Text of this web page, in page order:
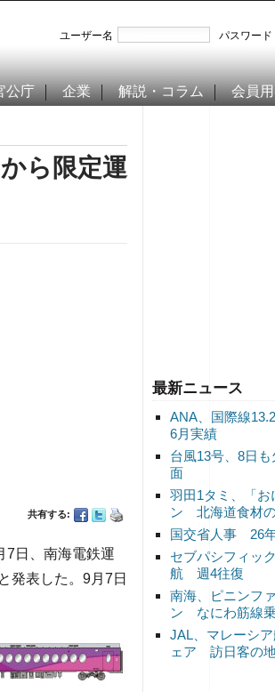
ユーザー名
パスワード
公庁 企業 解説・コラム 会員
最新ニュース
ANA、国際線
6月実績
台風13号、8日
面
羽田1タミ、「お
ン 北海道食材
国交省人事 26年
セブパシフィッ
航 週4往復
南海、ピニンフ
ン なにわ筋線
JAL、マレーシ
ェア 訪日客の
ら限定運
共有する:
7日、南海電鉄運
発表した。9月7日